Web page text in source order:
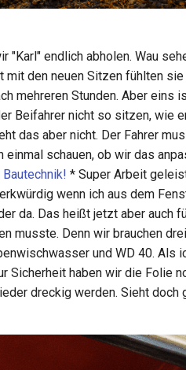
"Karl" endlich abholen. Wau
mit den neuen Sitzen fühlten
mehreren Stunden. Aber eins
Beifahrer nicht so sitzen, wie
das aber nicht. Der Fahrer
schauen, ob wir das
* Super Arbeit
wenn ich aus dem
da. Das heißt jetzt aber auch
musste. Denn wir brauchen
und WD 40. Als
Sicherheit haben wir die Folie
dreckig werden. Sieht doch